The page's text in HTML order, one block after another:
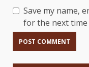
Save my name,
for the next time